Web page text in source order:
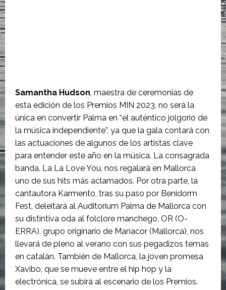
Samantha Hudson, maestra de ceremonias de
esta edición de los Premios MIN 2023, no será la
única en convertir Palma en “el auténtico jolgorio de
la música independiente”, ya que la gala contará con
las actuaciones de algunos de los artistas clave
para entender este año en la música. La consagrada
banda, La La Love You, nos regalará en Mallorca
uno de sus hits más aclamados. Por otra parte, la
cantautora Karmento, tras su paso por Benidorm
Fest, deleitará al Auditorium Palma de Mallorca con
su distintiva oda al folclore manchego. OR (O-
ERRA), grupo originario de Manacor (Mallorca), nos
llevará de pleno al verano con sus pegadizos temas
en catalán. También de Mallorca, la joven promesa
Xavibo, que se mueve entre el hip hop y la
electrónica, se subirá al escenario de los Premios.